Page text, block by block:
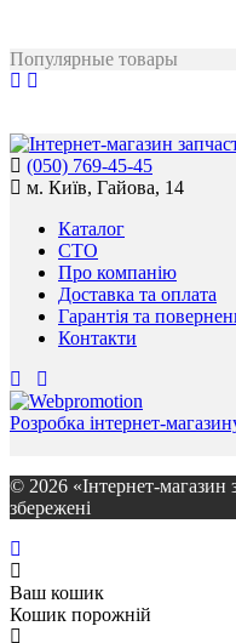
Популярные товары
(050) 769-45-45
м. Київ, Гайова, 14
Каталог
СТО
Про компанію
Доставка та оплата
Гарантія та
Контакти
Розробка інтернет-
© 2026 «Інтернет-магазин
збережені
Ваш кошик
Кошик порожній